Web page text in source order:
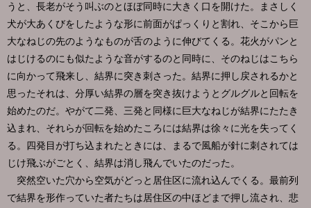
うと、長老がそう叫ぶのとほぼ同時に大きく口を開けた。まさしく
犬が大あくびをしたような形に前面がぱっくりと割れ、そこから巨
大なねじの先のようなものが舌のように伸びてくる。花火がパンと
はじけるのにも似たような音がするのと同時に、そのねじはこちら
に向かって飛来し、結界に突き刺さった。結界に押し戻されるかと
思ったそれは、分厚い結界の層を突き抜けようとグルグルと回転を
始めたのだ。やがて二発、三発と同様に巨大なねじが結界にたたき
込まれ、それらが回転を始めたころには結界は徐々に光を失ってく
る。四発目が打ち込まれたときには、まるで風船が針に刺されては
じけ飛ぶがごとく、結界は消し飛んでいたのだった。
突然空いた穴から空気がどっと居住区に流れ込んでくる。最前列
で結界を形作っていた者たちは居住区の中ほどまで押し流され、悲